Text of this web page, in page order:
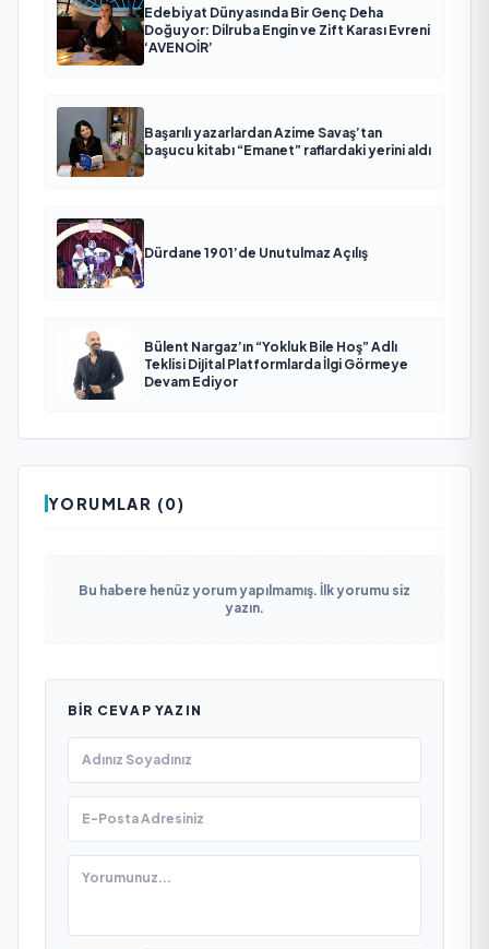
Edebiyat Dünyasında Bir Genç Deha
Doğuyor: Dilruba Engin ve Zift Karası Evreni
‘AVENOİR’
Başarılı yazarlardan Azime Savaş’tan
başucu kitabı “Emanet” raflardaki yerini aldı
Dürdane 1901’de Unutulmaz Açılış
Bülent Nargaz’ın “Yokluk Bile Hoş” Adlı
Teklisi Dijital Platformlarda İlgi Görmeye
Devam Ediyor
YORUMLAR (0)
Bu habere henüz yorum yapılmamış. İlk yorumu siz
yazın.
BIR CEVAP YAZIN